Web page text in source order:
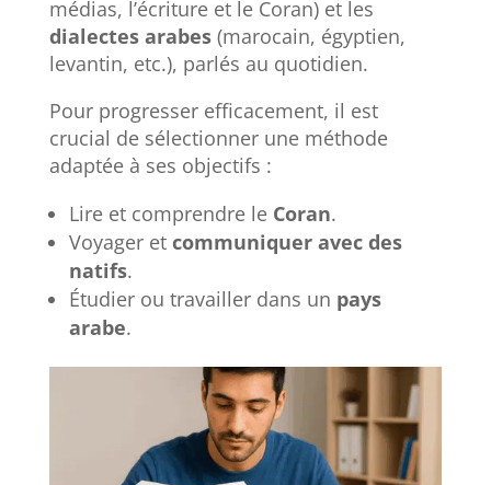
médias, l’écriture et le Coran) et les
dialectes arabes(marocain, égyptien,
levantin, etc.), parlés au quotidien.
Pour progresser efficacement, il est
crucial de sélectionner une méthode
adaptée à ses objectifs :
Lire et comprendre le Coran.
Voyager et communiquer avec des
natifs.
Étudier ou travailler dans un pays
arabe.